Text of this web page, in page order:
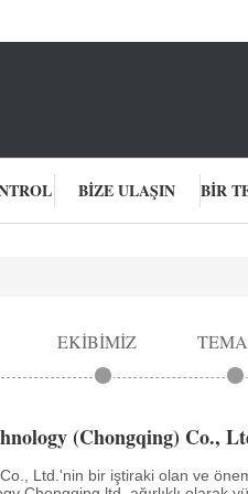
BIZE ULAŞIN
EKIBIMIZ
(Chongqing) Co.,
Ltd.'nin bir iştiraki olan ve